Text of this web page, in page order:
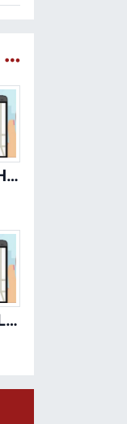
ÖZYÜREK MÜHENDİSLİK
ERŞIKOĞLU PLATFORM